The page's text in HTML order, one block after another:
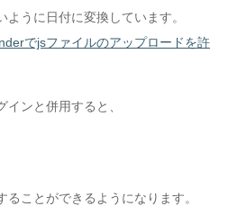
うに日付に変換しています。
でjsファイルのアップロードを許
ンと併用すると、
ことができるようになります。